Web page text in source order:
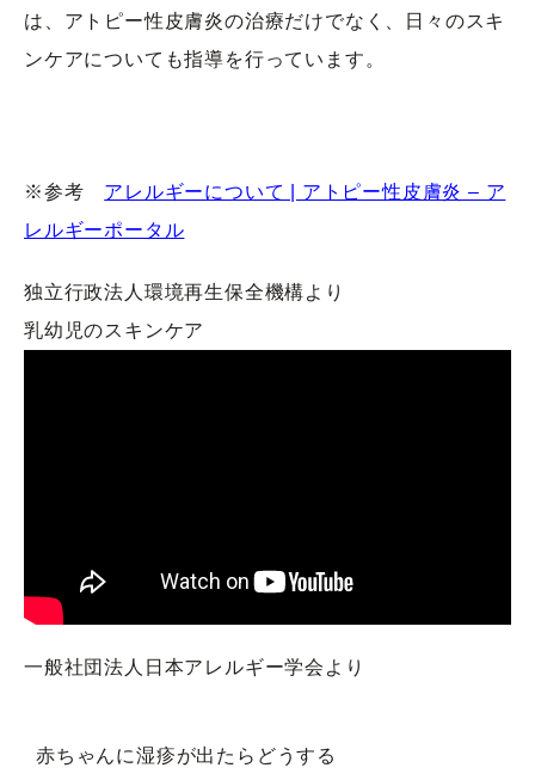
は、アトピー性皮膚炎の治療だけでなく、日々のスキ
ンケアについても指導を行っています。
※参考 アレルギーについて | アトピー性皮膚炎 – ア
レルギーポータル
独立行政法人環境再生保全機構より
乳幼児のスキンケア
一般社団法人日本アレルギー学会より
赤ちゃんに湿疹が出たらどうする